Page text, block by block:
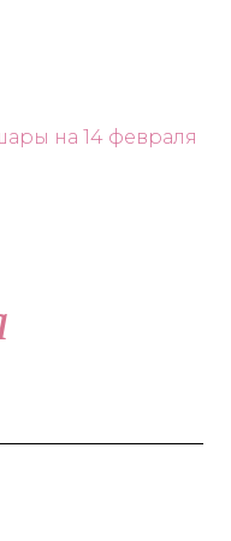
на 14 февраля